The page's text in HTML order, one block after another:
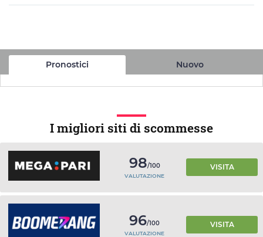
Pronostici Nuovo
I migliori siti di scommesse
98/100
VALUTAZIONE
VISITA
96/100
VALUTAZIONE
VISITA